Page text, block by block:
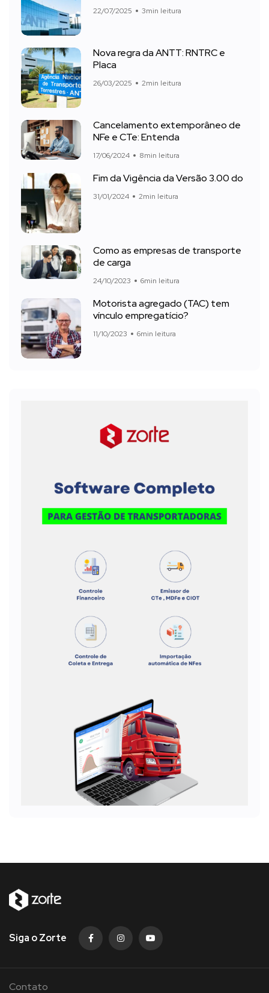
22/07/2025 3min leitura
Nova regra da ANTT: RNTRC e
Placa
26/03/2025 2min leitura
Cancelamento extemporâneo de
NFe e CTe: Entenda
17/06/2024 8min leitura
Fim da Vigência da Versão 3.00 do
31/01/2024 2min leitura
Como as empresas de transporte
de carga
24/10/2023 6min leitura
Motorista agregado (TAC) tem
vínculo empregatício?
11/10/2023 6min leitura
Siga o Zorte
Contato